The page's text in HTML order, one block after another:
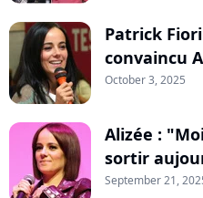
Patrick
convaincu
October 3, 2025
Alizée :
sortir
September 21,